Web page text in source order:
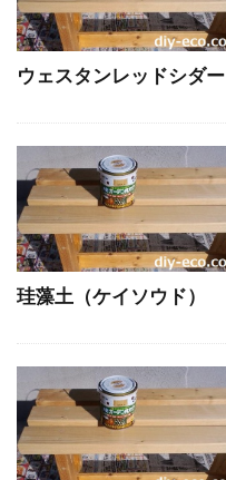
ウェスタンレッドシダー
珪藻土（ケイソウド）